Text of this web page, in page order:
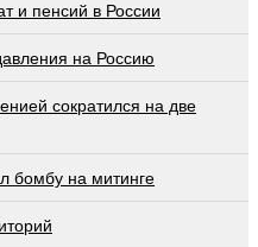
и пенсий в России
на Россию
сократился на две
бомбу на митинге